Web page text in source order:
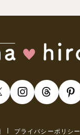
プライバシーポリシー